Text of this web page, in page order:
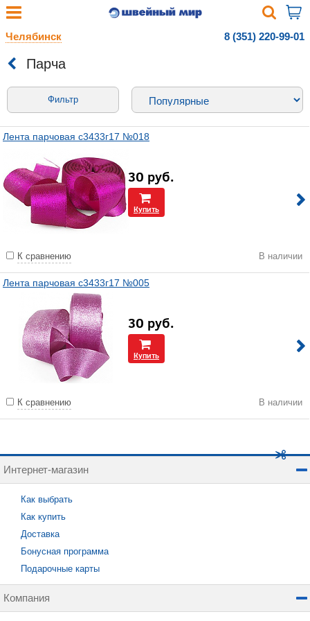
Челябинск 8 (351) 220-99-01
Парча
Фильтр
Лента парчовая с3433г17 №018
30 руб.
Купить
К сравнению В наличии
Лента парчовая с3433г17 №005
30 руб.
Купить
К сравнению В наличии
Интернет-магазин
Как выбрать
Как купить
Доставка
Бонусная программа
Подарочные карты
Компания